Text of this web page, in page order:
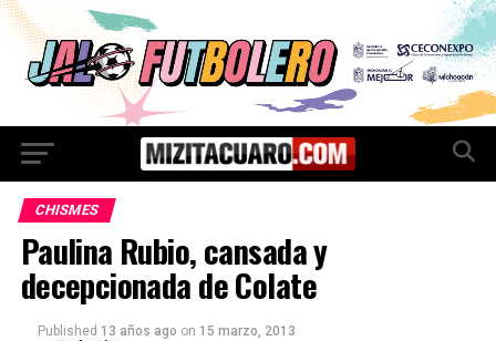
CHISMES
Paulina Rubio, cansada y
decepcionada de Colate
Published 13 años ago on 15 marzo, 2013